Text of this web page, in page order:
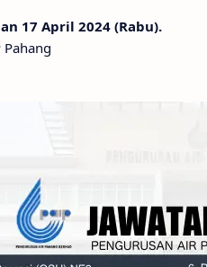
17 April 2024 (Rabu).
Pahang